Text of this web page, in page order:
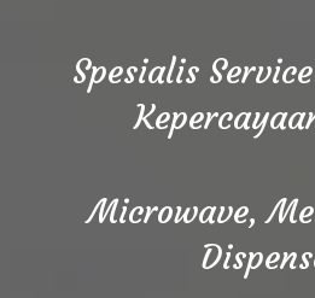
Spesialis
Microwave,